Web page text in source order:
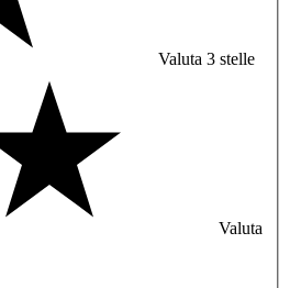
Valuta 3 stelle
Valuta